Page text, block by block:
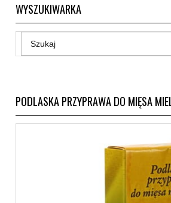
WYSZUKIWARKA
PODLASKA PRZYPRAWA DO MIĘSA